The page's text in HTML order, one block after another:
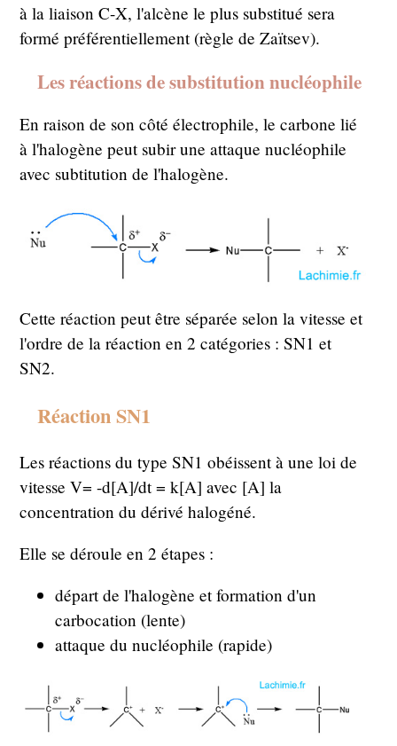
à la liaison C-X, l'alcène le plus substitué sera
formé préférentiellement (règle de Zaïtsev).
Les réactions de substitution nucléophile
En raison de son côté électrophile, le carbone lié
à l'halogène peut subir une attaque nucléophile
avec subtitution de l'halogène.
Cette réaction peut être séparée selon la vitesse et
l'ordre de la réaction en 2 catégories : SN1 et
SN2.
Réaction SN1
Les réactions du type SN1 obéissent à une loi de
vitesse V= -d[A]/dt = k[A] avec [A] la
concentration du dérivé halogéné.
Elle se déroule en 2 étapes :
départ de l'halogène et formation d'un
carbocation (lente)
attaque du nucléophile (rapide)